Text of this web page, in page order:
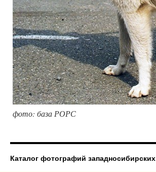
фото: база РОРС
Каталог фотографий